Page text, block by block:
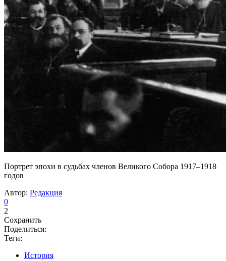
Портрет эпохи в судьбах членов Великого Собора 1917–1918
годов
Автор: Редакция
0
2
Сохранить
Поделиться:
Теги:
История